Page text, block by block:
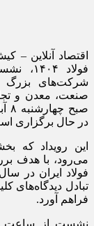
اقتصاد آنلاین –
فولاد
شرکت‌های بزرگ
در حال برگزاری
این رویداد که
می‌رود، با هدف
فولاد ایران در
تبادل دیدگاه‌های
فراهم آورد.